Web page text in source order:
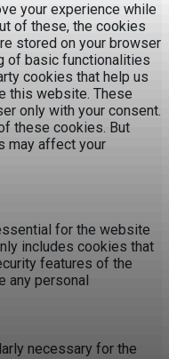
your experience while
of these, the cookies
stored on your browser
of basic functionalities
cookies that help us
this website. These
only with your consent.
these cookies. But
may affect your
for the website
includes cookies that
features of the
any personal
necessary for the